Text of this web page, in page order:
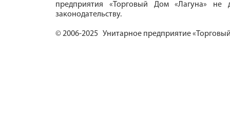
предприятия «Торговый Дом «Лагуна» не
законодательству.
© 2006-2025 Унитарное предприятие